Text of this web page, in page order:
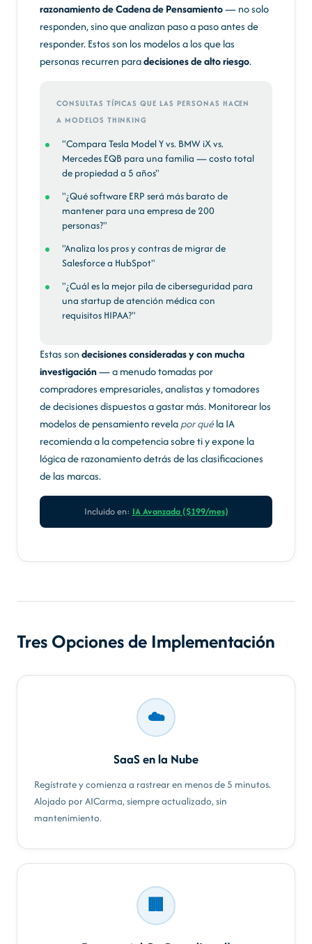
razonamiento de Cadena de Pensamiento— no solo
responden, sino que analizan paso a paso antes de
responder. Estos son los modelos a los que las
personas recurren paradecisiones de alto riesgo.
CONSULTAS TÍPICAS QUE LAS PERSONAS HACEN
A MODELOS THINKING
"Compara Tesla Model Y vs. BMW iX vs.
Mercedes EQB para una familia — costo total
de propiedad a 5 años"
"¿Qué software ERP será más barato de
mantener para una empresa de 200
personas?"
"Analiza los pros y contras de migrar de
Salesforce a HubSpot"
"¿Cuál es la mejor pila de ciberseguridad para
una startup de atención médica con
requisitos HIPAA?"
Estas sondecisiones consideradas y con mucha
investigación— a menudo tomadas por
compradores empresariales, analistas y tomadores
de decisiones dispuestos a gastar más. Monitorear los
modelos de pensamiento revelapor quéla IA
recomienda a la competencia sobre ti y expone la
lógica de razonamiento detrás de las clasificaciones
de las marcas.
Incluido en: IA Avanzada ($199/mes)
Tres Opciones de Implementación
☁️
SaaS en la Nube
Regístrate y comienza a rastrear en menos de 5 minutos.
Alojado por AICarma, siempre actualizado, sin
mantenimiento.
🏢